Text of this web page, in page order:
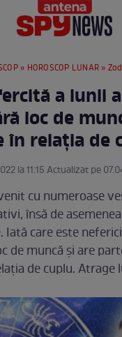
» HOROSCOP LUNAR » Zodia nefercită
a lunii
loc de
în relația de
la 11:15 Actualizat pe
cu numeroase
însă de
Iată care este
de muncă și are
de cuplu. Atrage